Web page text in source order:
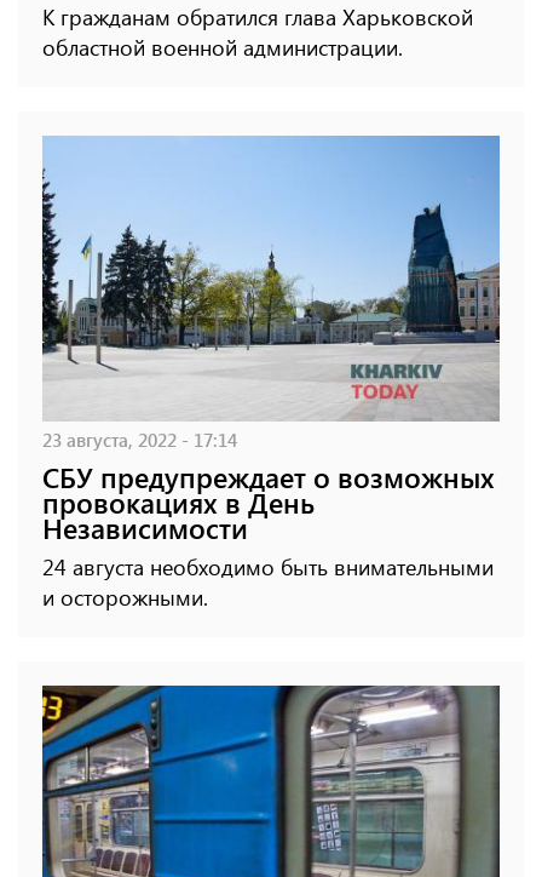
К гражданам обратился глава Харьковской
областной военной администрации.
23 августа, 2022 - 17:14
СБУ предупреждает о возможных
провокациях в День
Независимости
24 августа необходимо быть внимательными
и осторожными.